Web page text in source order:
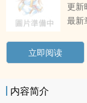
更新
最新
立即阅读
内容简介